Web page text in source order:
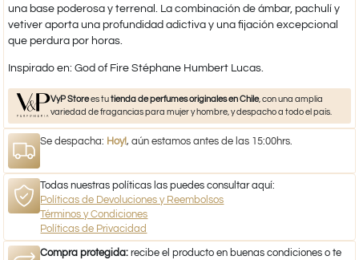
una base poderosa y terrenal. La combinación de ámbar, pachulí y
vetiver aporta una profundidad adictiva y una fijación excepcional
que perdura por horas.
​Inspirado en: God of Fire Stéphane Humbert Lucas.
VyP Storees tutienda de perfumes originales en Chile, con una amplia
variedad de fragancias para mujer y hombre, y despacho a todo el país.
Se despacha: Hoy!, aún estamos antes de las 15:00hrs.
Todas nuestras políticas las puedes consultar aquí:
Políticas de Devoluciones y Reembolsos
Términos y Condiciones
Políticas de Privacidad
Compra protegida: recibe el producto en buenas condiciones o te